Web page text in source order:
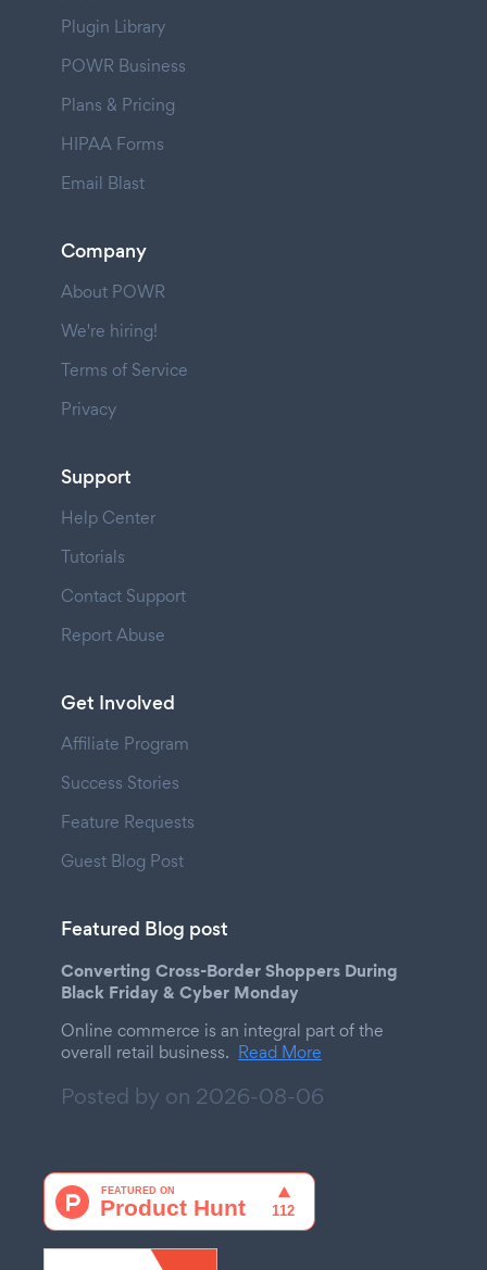
Plugin Library
POWR Business
Plans & Pricing
HIPAA Forms
Email Blast
Company
About POWR
We're hiring!
Terms of Service
Privacy
Support
Help Center
Tutorials
Contact Support
Report Abuse
Get Involved
Affiliate Program
Success Stories
Feature Requests
Guest Blog Post
Featured Blog post
Converting Cross-Border Shoppers During
Black Friday & Cyber Monday
Online commerce is an integral part of the
overall retail business. Read More
Posted by on 2026-08-06